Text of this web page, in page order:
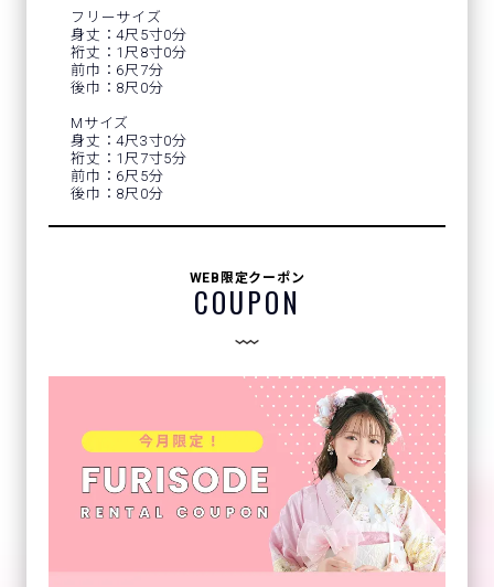
フリーサイズ
身丈：4尺5寸0分
裄丈：1尺8寸0分
前巾：6尺7分
後巾：8尺0分
Mサイズ
身丈：4尺3寸0分
裄丈：1尺7寸5分
前巾：6尺5分
後巾：8尺0分
WEB限定クーポン
COUPON